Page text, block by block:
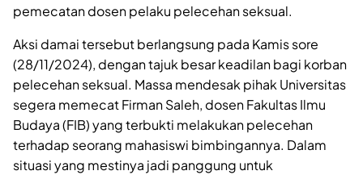
pemecatan dosen pelaku pelecehan seksual.
Aksi damai tersebut berlangsung pada Kamis sore
(28/11/2024), dengan tajuk besar keadilan bagi korban
pelecehan seksual. Massa mendesak pihak Universitas
segera memecat Firman Saleh, dosen Fakultas Ilmu
Budaya (FIB) yang terbukti melakukan pelecehan
terhadap seorang mahasiswi bimbingannya. Dalam
situasi yang mestinya jadi panggung untuk